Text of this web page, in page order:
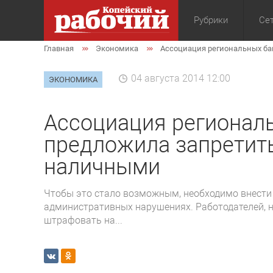
Рубрики
Общество
Главная Экономика Ассоциация региональных
ЭКОНОМИКА 04 августа 2014 12:00
Ассоциация
предложила
наличными
Чтобы это стало возможным, необходимо внести
административных нарушениях. Работодателей,
штрафовать на...